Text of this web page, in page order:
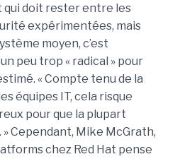
qui doit rester entre les
expérimentées, mais
moyen, c’est
peu trop « radical » pour
« Compte tenu de la
équipes IT, cela risque
pour que la plupart
Cependant, Mike McGrath,
chez Red Hat pense